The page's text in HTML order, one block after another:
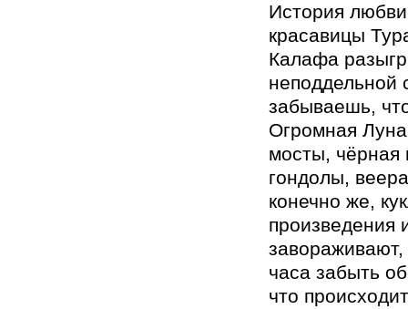
История
красавицы
Калафа
неподдельной
забываешь,
Огромная
мосты, чёрная
гондолы,
конечно же,
произведения
завораживают,
часа забыть
что